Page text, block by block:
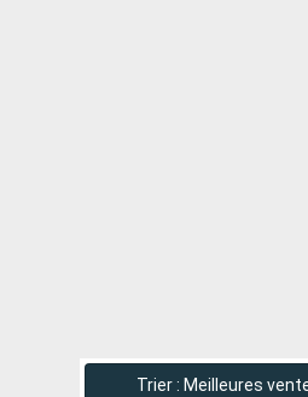
Trier : Meilleures